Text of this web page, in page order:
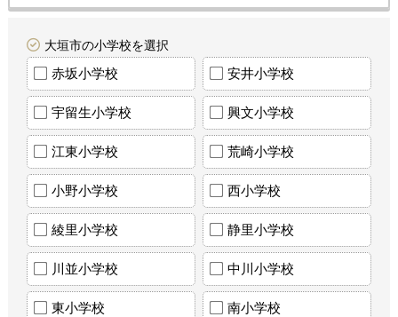
大垣市の小学校を選択
赤坂小学校 安井小学校
宇留生小学校 興文小学校
江東小学校 荒崎小学校
小野小学校 西小学校
綾里小学校 静里小学校
川並小学校 中川小学校
東小学校 南小学校